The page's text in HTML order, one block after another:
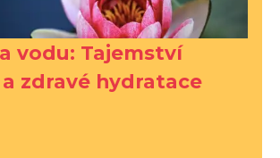
vodu: Tajemství
zdravé hydratace